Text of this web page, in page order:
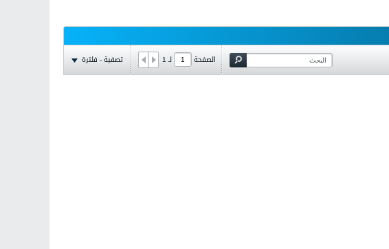
الصفحة لـ1 تصفية - فلترة